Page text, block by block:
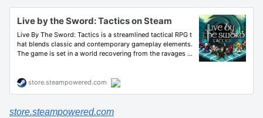
store.steampowered.com